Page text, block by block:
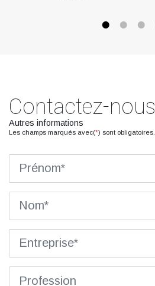
Contactez-nous
Autres informations
Les champs marqués avec(*) sont obligatoires.